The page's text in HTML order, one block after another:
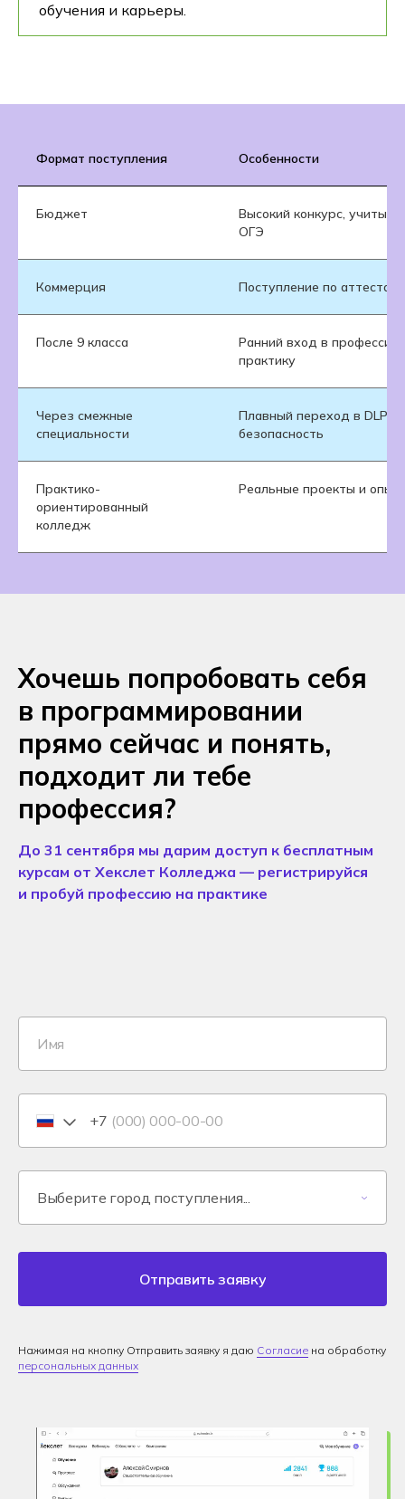
обучения и карьеры.
Формат поступления Особенности
Бюджет
Высокий конкурс,
ОГЭ
Коммерция Поступление по
После 9 класса
Ранний вход в
практику
Через смежные
специальности
Плавный переход в DLP
безопасность
Практико-
ориентированный
колледж
Реальные проекты и
Хочешь попробовать себя
в программировании
прямо сейчас и понять,
подходит ли тебе
профессия?
До 31 сентября мы дарим доступ к бесплатным
курсам от Хекслет Колледжа — регистрируйся
и пробуй профессию на практике
+7
Отправить заявку
Нажимая на кнопку Отправить заявку я даю Согласие на обработку
персональных данных